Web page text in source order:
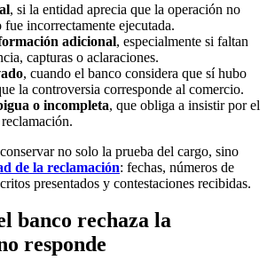
, si la entidad aprecia que la operación no
incorrectamente ejecutada.
adicional, especialmente si faltan
capturas o aclaraciones.
, cuando el banco considera que sí hubo
la controversia corresponde al comercio.
o incompleta, que obliga a insistir por el
no solo la prueba del cargo, sino
de la reclamación: fechas, números de
presentados y contestaciones recibidas.
banco rechaza la
responde